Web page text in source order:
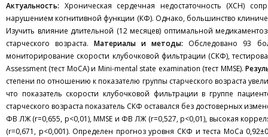
Актуальность: Хроническая сердечная недостаточность (ХСН)
нарушением когнитивной функции (КФ). Однако, большинство
Изучить влияние длительной (12 месяцев) оптимальной
старческого возраста.Материалы и методы: Обследовано 93
мониторирование скорости клубочковой фильтрации (СКФ),
Assessment (тест МоСА) и Mini-mental state examination (тест MMSE).
степени по отношению к показателю группы старческого возраста
что показатель скорости клубочковой фильтрации в группе
старческого возраста показатель СКФ оставался без достоверных
ФВ ЛЖ (r=0,655, р<0,01), MMSE и ФВ ЛЖ (r=0,527, p<0,01), высокая
(r=0,671, p<0,001). Определен прогноз уровня СКФ и теста МоСа